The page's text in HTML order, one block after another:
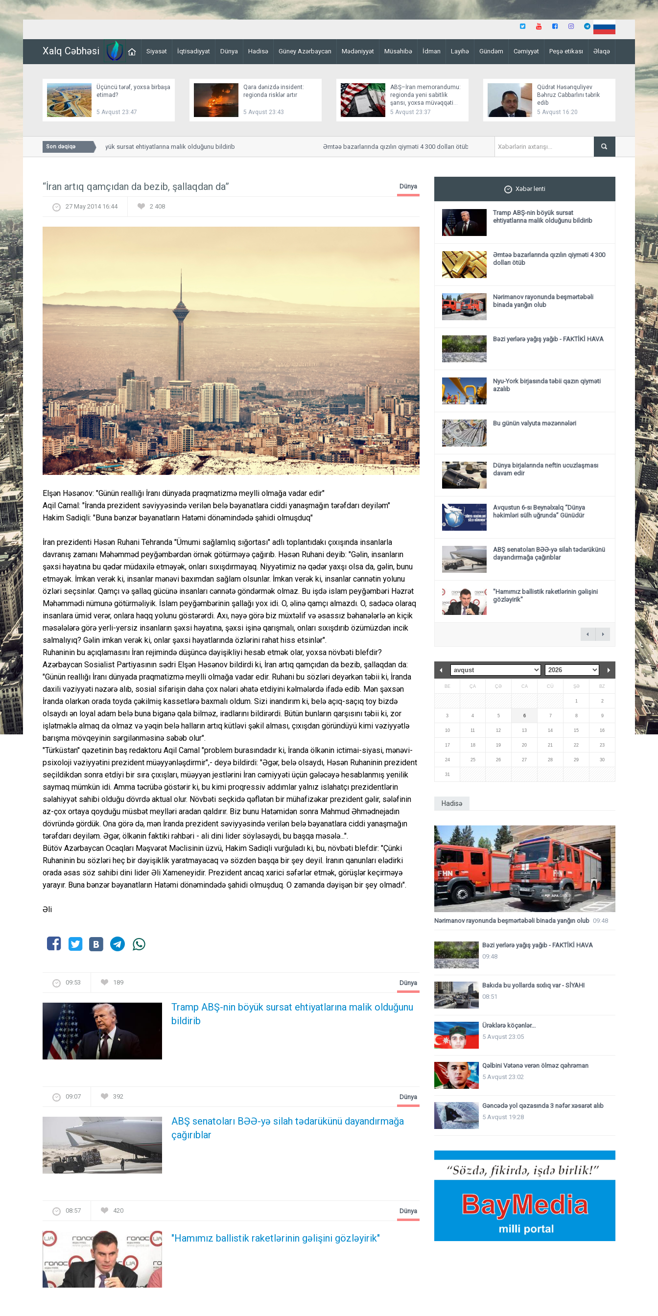
Xalq Cəbhəsi Siyasət İqtisadiyyat Dünya Hadisə Güney Azərbaycan Mədəniyyət Müsahibə İdman Layihə Gündəm Cəmiyyət Peşə etikası Əlaqə
Üçüncü tərəf, yoxsa birbaşa
etimad?
5 Avqust 23:47
Qara dənizdə insident:
regionda risklər artır
5 Avqust 23:43
ABŞ–İran memorandumu:
regionda yeni sabitlik
şansı, yoxsa müvəqqəti
fasilə?
5 Avqust 23:37
Qüdrət Həsənquliyev
Bəhruz Cabbarlını təbrik
edib
5 Avqust 16:20
Son dəqiqə
Tramp ABŞ-nin böyük sursat ehtiyatlarına malik olduğunu bildirib Əmtəə bazarlarında qızılın qiyməti 4 300 dolları ötüb Nərimanov rayonunda
“İran artıq qamçıdan da bezib, şallaqdan da” Dünya
27 May 2014 16:44 2 408
Elşən Həsənov: "Günün reallığı İranı dünyada praqmatizmə meylli olmağa vadar edir"
Aqil Camal: "İranda prezident səviyyəsində verilən belə bəyanatlara ciddi yanaşmağın tərəfdarı deyiləm"
Hakim Sadiqli: "Buna bənzər bəyanatların Hatəmi dönəmindədə şahidi olmuşduq"
İran prezidenti Həsən Ruhani Tehranda "Ümumi sağlamlıq sığortası" adlı toplantıdakı çıxışında insanlarla
davranış zamanı Məhəmməd peyğəmbərdən örnək götürməyə çağırıb. Həsən Ruhani deyib: "Gəlin, insanların
şəxsi həyatına bu qədər müdaxilə etməyək, onları sıxışdırmayaq. Niyyətimiz nə qədər yaxşı olsa da, gəlin, bunu
etməyək. İmkan verək ki, insanlar mənəvi baxımdan sağlam olsunlar. İmkan verək ki, insanlar cənnətin yolunu
özləri seçsinlər. Qamçı və şallaq gücünə insanları cənnətə göndərmək olmaz. Bu işdə islam peyğəmbəri Həzrət
Məhəmmədi nümunə götürməliyik. İslam peyğəmbərinin şallağı yox idi. O, əlinə qamçı almazdı. O, sadəcə olaraq
insanlara ümid verər, onlara haqq yolunu göstərərdi. Axı, nəyə görə biz müxtəlif və əsassız bəhanələrlə ən kiçik
məsələlərə görə yerli-yersiz insanların şəxsi həyatına, şəxsi işinə qarışmalı, onları sıxışdırıb özümüzdən incik
salmalıyıq? Gəlin imkan verək ki, onlar şəxsi həyatlarında özlərini rahat hiss etsinlər".
Ruhaninin bu açıqlamasını İran rejimində düşüncə dəyişikliyi hesab etmək olar, yoxsa növbəti blefdir?
Azərbaycan Sosialist Partiyasının sədri Elşən Həsənov bildirdi ki, İran artıq qamçıdan da bezib, şallaqdan da:
"Günün reallığı İranı dünyada praqmatizmə meylli olmağa vadar edir. Ruhani bu sözləri deyərkən təbii ki, İranda
daxili vəziyyəti nəzərə alıb, sosial sifarişin daha çox nələri əhatə etdiyini kəlmələrdə ifadə edib. Mən şəxsən
İranda olarkən orada toyda çəkilmiş kassetlərə baxmalı oldum. Sizi inandırım ki, belə açıq-saçıq toy bizdə
olsaydı ən loyal adam belə buna biganə qala bilməz, iradlarını bildirərdi. Bütün bunların qarşısını təbii ki, zor
işlətməklə almaq da olmaz və yəqin belə halların artıq kütləvi şəkil alması, çıxışdan göründüyü kimi vəziyyətlə
barışma mövqeyinin sərgilənməsinə səbəb olur".
"Türküstan" qəzetinin baş redaktoru Aqil Camal "problem burasındadır ki, İranda ölkənin ictimai-siyasi, mənəvi-
psixoloji vəziyyətini prezident müəyyənləşdirmir",- deyə bildirdi: "Əgər, belə olsaydı, Həsən Ruhaninin prezident
seçildikdən sonra etdiyi bir sıra çıxışları, müəyyən jestlərini İran cəmiyyəti üçün gələcəyə hesablanmış yenilik
saymaq mümkün idi. Amma təcrübə göstərir ki, bu kimi proqressiv addımlar yalnız islahatçı prezidentlərin
səlahiyyət sahibi olduğu dövrdə aktual olur. Növbəti seçkidə qəflətən bir mühafizəkar prezident gəlir, sələfinin
az-çox ortaya qoyduğu müsbət meylləri aradan qaldırır. Biz bunu Hatəmidən sonra Mahmud Əhmədnejadın
dövründə gördük. Ona görə də, mən İranda prezident səviyyəsində verilən belə bəyanatlara ciddi yanaşmağın
tərəfdarı deyiləm. Əgər, ölkənin faktiki rəhbəri - ali dini lider söyləsəydi, bu başqa məsələ...".
Bütöv Azərbaycan Ocaqları Məşvərət Məclisinin üzvü, Hakim Sadiqli vurğuladı ki, bu, növbəti blefdir: "Çünki
Ruhaninin bu sözləri heç bir dəyişiklik yaratmayacaq və sözden başqa bir şey deyil. İranın qanunları elədirki
orada əsas söz sahibi dini lider Əli Xameneyidir. Prezident ancaq xarici səfərlər etmək, görüşlər keçirməyə
yarayır. Buna bənzər bəyanatların Hatəmi dönəmindədə şahidi olmuşduq. O zamanda dəyişən bir şey olmadı".
Əli
09:53 189
Tramp ABŞ-nin böyük sursat ehtiyatlarına malik olduğunu
bildirib
Dünya
09:07 392
ABŞ senatoları BƏƏ-yə silah tədarükünü dayandırmağa
çağırıblar
Dünya
08:57 420
"Hamımız ballistik raketlərinin gəlişini gözləyirik"
Dünya
Xəbər lenti
Tramp ABŞ-nin böyük sursat
ehtiyatlarına malik olduğunu bildirib
Əmtəə bazarlarında qızılın qiyməti 4 300
dolları ötüb
Nərimanov rayonunda beşmərtəbəli
binada yanğın olub
Bəzi yerlərə yağış yağıb - FAKTİKİ HAVA
Nyu-York birjasında təbii qazın qiyməti
azalıb
Bu günün valyuta məzənnələri
Dünya birjalarında neftin ucuzlaşması
davam edir
Avqustun 6-sı Beynəlxalq “Dünya
həkimləri sülh uğrunda” Günüdür
ABŞ senatoları BƏƏ-yə silah tədarükünü
dayandırmağa çağırıblar
"Hamımız ballistik raketlərinin gəlişini
gözləyirik"
BE ÇA ÇƏ CA CÜ ŞƏ BZ
1 2
3 4 5 6 7 8 9
10 11 12 13 14 15 16
17 18 19 20 21 22 23
24 25 26 27 28 29 30
31
Hadisə
Nərimanov rayonunda beşmərtəbəli binada yanğın olub 09:48
Bəzi yerlərə yağış yağıb - FAKTİKİ HAVA
09:48
Bakıda bu yollarda sıxlıq var - SİYAHI
08:51
Ürəklərə köçənlər...
5 Avqust 23:05
Qəlbini Vətənə verən ölməz qəhrəman
5 Avqust 23:02
Gəncədə yol qəzasında 3 nəfər xəsarət alıb
5 Avqust 19:28